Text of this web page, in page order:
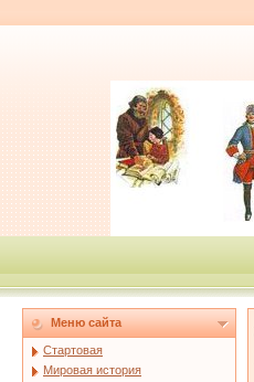
Меню сайта
Стартовая
Мировая история